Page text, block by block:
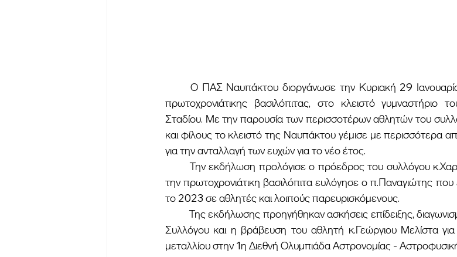
πρωτοχρονιάτικης βασιλόπιτας, στο κλειστό γυμναστήριο
Σταδίου. Με την παρουσία των περισσοτέρων αθλητών του
και φίλους το κλειστό της Ναυπάκτου γέμισε με περισσότερα
για την ανταλλαγή των ευχών για το νέο έτος.
	Την εκδήλωση προλόγισε ο πρόεδρος του συλλόγου κ.Χαράλαμπος Νικολακόπουλος ενώ
την πρωτοχρονιάτικη βασιλόπιτα ευλόγησε ο π.Παναγιώτης
το 2023 σε αθλητές και λοιπούς παρευρισκόμενους.
	Της εκδήλωσης προηγήθηκαν ασκήσεις επίδειξης, διαγωνισμοί από αθλητές ακαδημιών του
Συλλόγου και η βράβευση του αθλητή κ.Γεώργιου Μελίστα
μεταλλίου στην 1η Διεθνή Ολυμπιάδα Αστρονομίας -